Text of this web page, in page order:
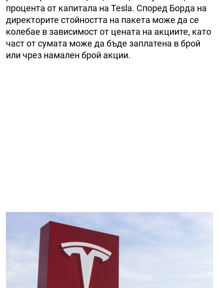
процента от капитала на Tesla. Според Борда на
директорите стойността на пакета може да се
колебае в зависимост от цената на акциите, като
част от сумата може да бъде заплатена в брой
или чрез намален брой акции.